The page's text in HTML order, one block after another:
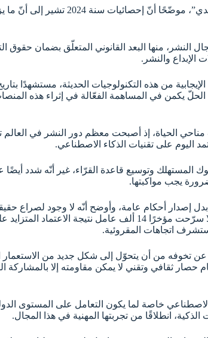
منها البعد القانوني المتعلّق بضمان حقوق
الإبداع والنشر.
من هذه التكنولوجيات الحديثة، مستشهدًا
يكمن في المساهمة الفعّالة في إثراء هذه
الحياة، إذ أصبحت معظم دور النشر في العالم
المستهلك وتوسيع قاعدة القرّاء، غير أنّه شدد
ضرورة يجب مواكبتها.
إصدار أحكام عامة، وأوضح أنّه لا وجود لصراع
حيث القراءة، لكن الواقع التكنولوجي الجديد يؤثّر حتمًا على بعض الوظائف المرتبطة بالنشر، وأشار إلى أنّ مؤسّسة “أمازون” مثلًا
اتجاهات المقروئية.
معربًا عن تخوفه من أن يتحوّل إلى شكل جديد من
ثقافي وتقني لا يمكن مقاومته إلا بالمشاركة
خاصة لما يكون التعامل على المستوى
انطلاقًا من تجربتها المهنية في هذا المجال.